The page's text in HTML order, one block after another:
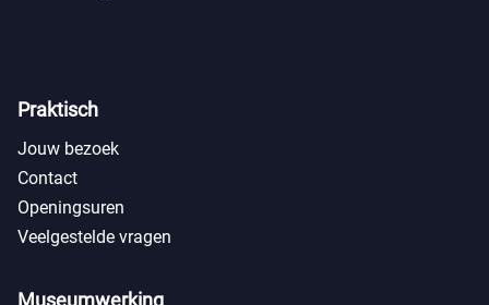
Praktisch
Jouw bezoek
Contact
Openingsuren
Veelgestelde vragen
Museumwerking